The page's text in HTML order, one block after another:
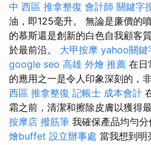
中 西區 推拿整復 會計師 關鍵字
油，即125毫升。 無論是廉價的
的慕斯還是創新的白色自我顧客
於最前沿。 大甲按摩 yahoo關鍵
google seo 高雄 外燴 推薦 在日
的應用之一是令人印象深刻的，
西區 推拿整復 記帳士 成本會計
霜之前，清潔和擦除皮膚以獲得
按摩店 撥筋筆 我確保產品均勻分
燴buffet 設立辦事處 當我想到明